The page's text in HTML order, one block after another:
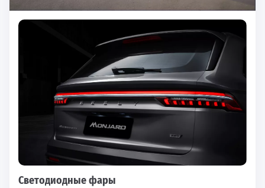
Светодиодные фары